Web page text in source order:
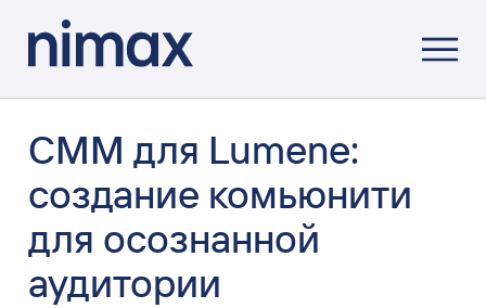
СММ для Lumene:
создание комьюнити
для осознанной
аудитории